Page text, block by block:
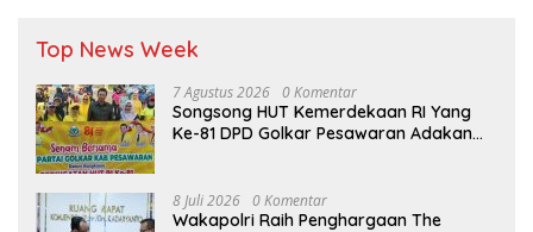
Top News Week
7 Agustus 2026 0 Komentar
Songsong HUT Kemerdekaan RI Yang
Ke-81 DPD Golkar Pesawaran Adakan
8 Juli 2026 0 Komentar
Wakapolri Raih Penghargaan The